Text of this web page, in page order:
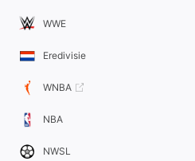
WWE
Eredivisie
WNBA
NBA
NWSL